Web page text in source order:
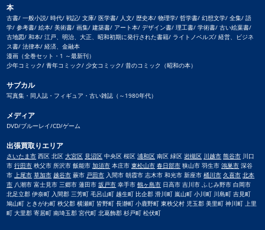
本
古書/ 一般小説/ 時代/ 戦記/ 文庫/ 医学書/ 人文/ 歴史本/ 物理学/ 哲学書/ 幻想文学/ 全集/ 語
学/ 参考書/ 絵本/ 美術書/ 画集/ 建築書/ アート本/ デザイン書/ 理工書/ 学術書/ 古い絵葉書/
古地図/ 和本/ 江戸、明治、大正、昭和初期に発行された書籍/ ライトノベルズ/ 経営、ビジネ
ス書/ 法律本/ 経済、金融本
漫画（全巻セット・1 ～最新刊）
少年コミック/ 青年コミック/ 少女コミック/ 昔のコミック（昭和の本）
サブカル
写真集・同人誌・フィギュア・古い雑誌（～1980年代）
メディア
DVD/ブルーレイ/CD/ゲーム
出張買取りエリア
さいたま市 西区 北区大宮区 見沼区 中央区 桜区浦和区 南区 緑区岩槻区 川越市 熊谷市 川口
市行田市 秩父市 所沢市 飯能市加須市 本庄市東松山市 春日部市 狭山市 羽生市鴻巣市 深谷
市 上尾市 草加市 越谷市 蕨市 戸田市 入間市 朝霞市 志木市 和光市 新座市桶川市 久喜市 北本
市 八潮市 富士見市 三郷市 蓮田市坂戸市 幸手市鶴ヶ島市 日高市 吉川市 ふじみ野市 白岡市
北足立郡 伊奈町 入間郡 三芳町 毛呂山町 越生町 比企郡 滑川町 嵐山町 小川町 川島町 吉見町
鳩山町 ときがわ町 秩父郡 横瀬町 皆野町 長瀞町 小鹿野町 東秩父村 児玉郡 美里町 神川町 上里
町 大里郡 寄居町 南埼玉郡 宮代町 北葛飾郡 杉戸町 松伏町